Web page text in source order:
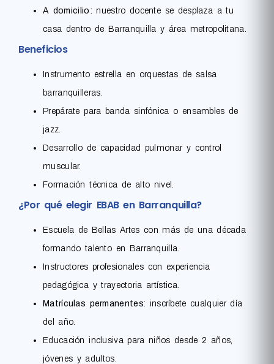
A domicilio: nuestro docente se desplaza a tu
casa dentro de Barranquilla y área metropolitana.
Beneficios
Instrumento estrella en orquestas de salsa
barranquilleras.
Prepárate para banda sinfónica o ensambles de
jazz.
Desarrollo de capacidad pulmonar y control
muscular.
Formación técnica de alto nivel.
¿Por qué elegir EBAB en Barranquilla?
Escuela de Bellas Artes con más de una década
formando talento en Barranquilla.
Instructores profesionales con experiencia
pedagógica y trayectoria artística.
Matrículas permanentes: inscríbete cualquier día
del año.
Educación inclusiva para niños desde 2 años,
jóvenes y adultos.